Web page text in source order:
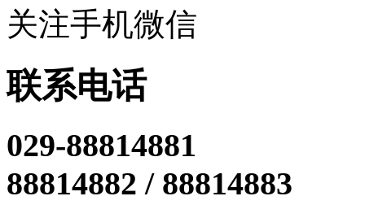
关注手机微信
联系电话
029-88814881
88814882 / 88814883